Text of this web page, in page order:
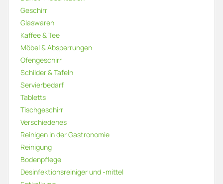
Geschirr
Glaswaren
Kaffee & Tee
Möbel & Absperrungen
Ofengeschirr
Schilder & Tafeln
Servierbedarf
Tabletts
Tischgeschirr
Verschiedenes
Reinigen in der Gastronomie
Reinigung
Bodenpflege
Desinfektionsreiniger und -mittel